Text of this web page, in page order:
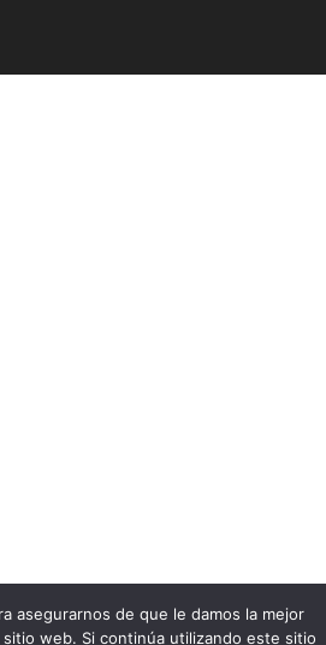
asegurarnos de que le damos la mejor
web. Si continúa utilizando este sitio